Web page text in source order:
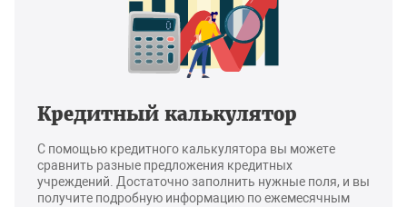
Кредитный калькулятор
С помощью кредитного калькулятора вы можете
сравнить разные предложения кредитных
учреждений. Достаточно заполнить нужные поля, и вы
получите подробную информацию по ежемесячным